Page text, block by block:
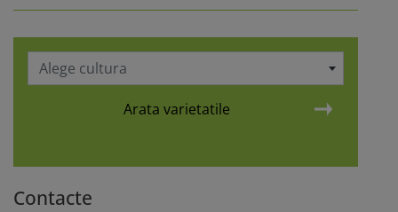
Alege cultura
Arata varietatile
Contacte